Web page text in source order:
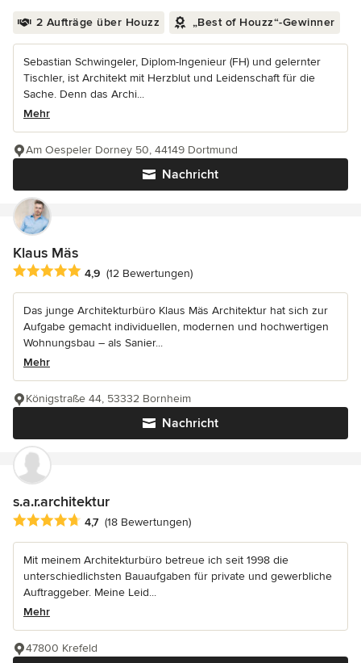
2 Aufträge über Houzz „Best of Houzz“-Gewinner
Sebastian Schwingeler, Diplom-Ingenieur (FH) und gelernter
Tischler, ist Architekt mit Herzblut und Leidenschaft für die
Sache. Denn das Archi...
Mehr
Nachricht
Am Oespeler Dorney 50, 44149 Dortmund
Klaus Mäs
Durchschnittliche Bewertung: 4.9 von 5 Sternen
4,9 (12 Bewertungen)
Das junge Architekturbüro Klaus Mäs Architektur hat sich zur
Aufgabe gemacht individuellen, modernen und hochwertigen
Wohnungsbau – als Sanier...
Mehr
Nachricht
Königstraße 44, 53332 Bornheim
s.a.r.architektur
Durchschnittliche Bewertung: 4.7 von 5 Sternen
4,7 (18 Bewertungen)
Mit meinem Architekturbüro betreue ich seit 1998 die
unterschiedlichsten Bauaufgaben für private und gewerbliche
Auftraggeber. Meine Leid...
Mehr
47800 Krefeld